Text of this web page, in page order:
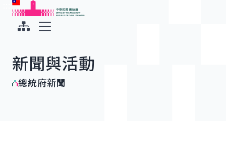
跳到主要內容
中華民國總統府
新聞與活動
總統府新聞